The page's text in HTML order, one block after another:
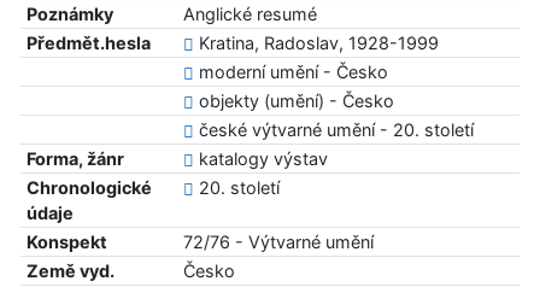
Poznámky
Anglické resumé
Předmět.hesla
Kratina, Radoslav, 1928-1999
moderní umění - Česko
objekty (umění) - Česko
české výtvarné umění - 20. století
Forma, žánr
katalogy výstav
Chronologické
údaje
20. století
Konspekt
72/76 - Výtvarné umění
Země vyd.
Česko